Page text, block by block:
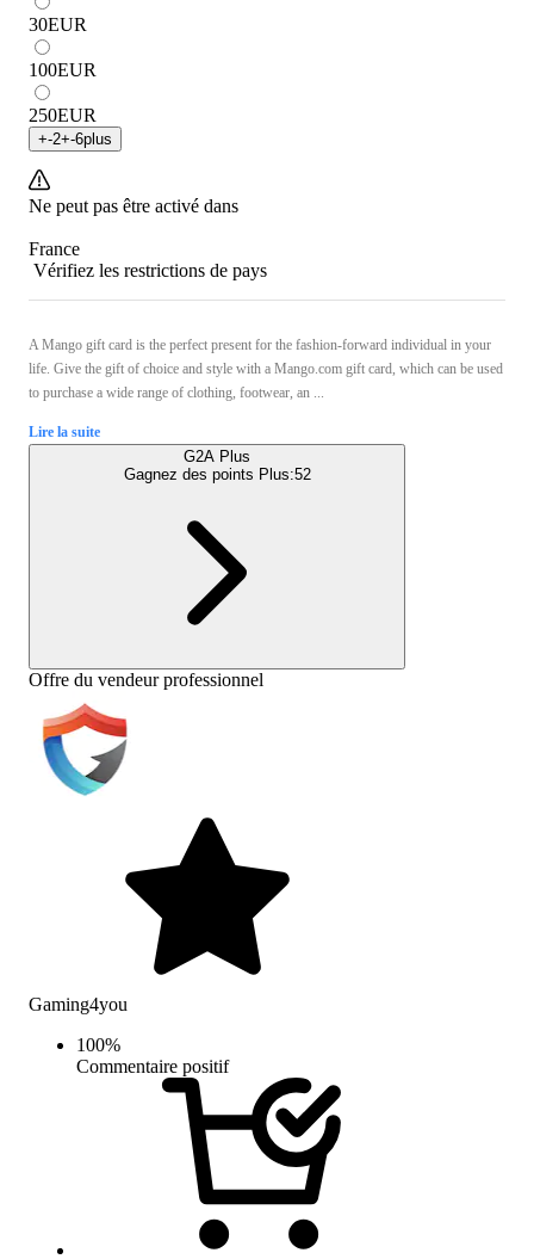
30EUR
100EUR
250EUR
+-2+-6plus
Ne peut pas être activé dans
France
Vérifiez les restrictions de pays
A Mango gift card is the perfect present for the fashion-forward individual in your
life. Give the gift of choice and style with a Mango.com gift card, which can be used
to purchase a wide range of clothing, footwear, an ...
Lire la suite
G2A Plus
Gagnez des points Plus:52
Offre du vendeur professionnel
Gaming4you
100%
Commentaire positif